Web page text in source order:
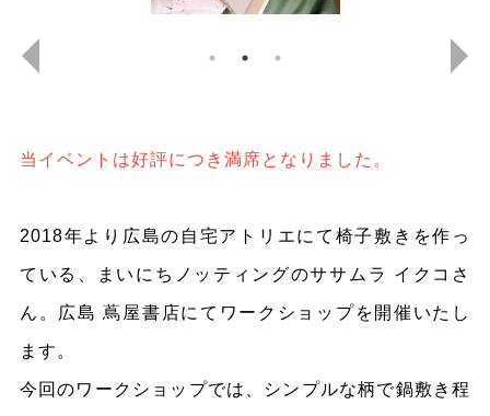
当イベントは好評につき満席となりました。
2018年より広島の自宅アトリエにて椅子敷きを作っ
ている、まいにちノッティングのササムラ イクコさ
ん。広島 蔦屋書店にてワークショップを開催いたし
ます。
今回のワークショップでは、シンプルな柄で鍋敷き程